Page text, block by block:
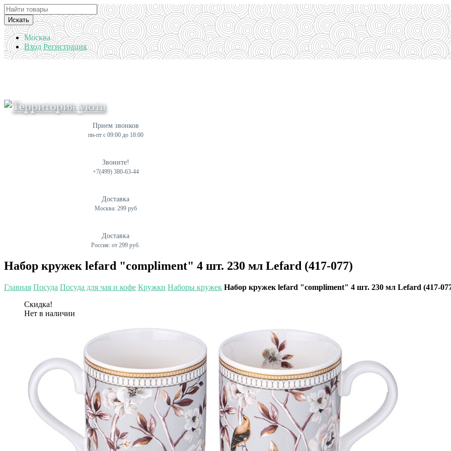
Искать
Москва
Вход Регистрация
Прием звонков
пн-пт с 09:00 до 18:00
Звоните!
+7(499) 380-63-44
Доставка
Москва: 299 руб
Доставка
Россия: от 299 руб.
Набор кружек lefard "compliment" 4 шт. 230 мл Lefard (417-077)
Главная Посуда Посуда для чая и кофе Кружки Наборы кружек Набор кружек lefard "compliment" 4 шт. 230 мл Lefard (417-
Скидка!
Нет в наличии